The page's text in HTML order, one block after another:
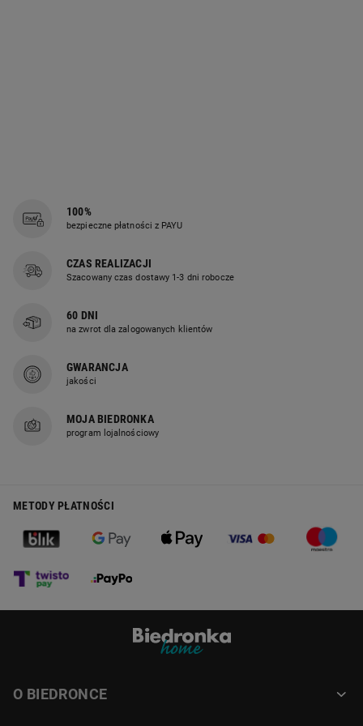
100%
bezpieczne płatności z PAYU
CZAS REALIZACJI
Szacowany czas dostawy 1-3 dni robocze
60 DNI
na zwrot dla zalogowanych klientów
GWARANCJA
jakości
MOJA BIEDRONKA
program lojalnościowy
METODY PŁATNOŚCI
O BIEDRONCE